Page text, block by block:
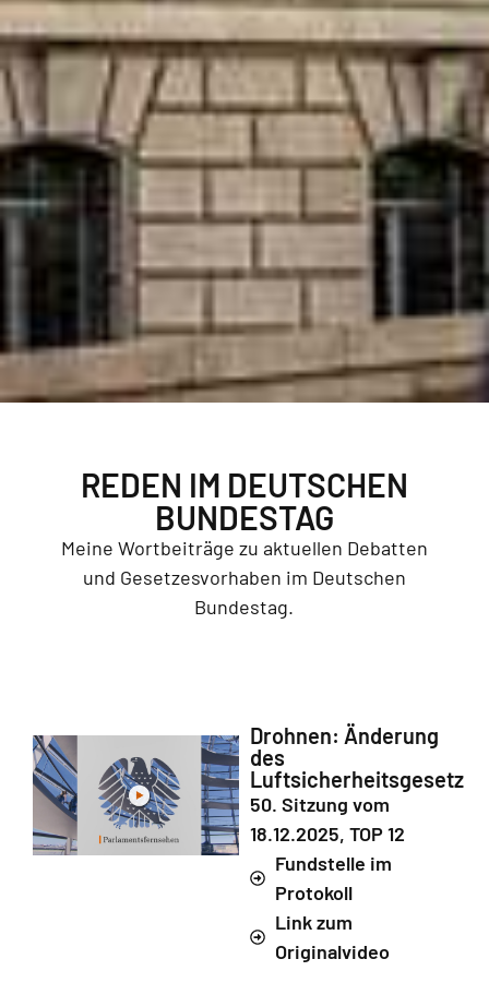
REDEN IM DEUTSCHEN
BUNDESTAG
Meine Wortbeiträge zu aktuellen Debatten
und Gesetzesvorhaben im Deutschen
Bundestag.
Drohnen: Änderung
des
Luftsicherheitsgesetz
50. Sitzung vom
18.12.2025, TOP 12
Fundstelle im
Protokoll
Link zum
Originalvideo